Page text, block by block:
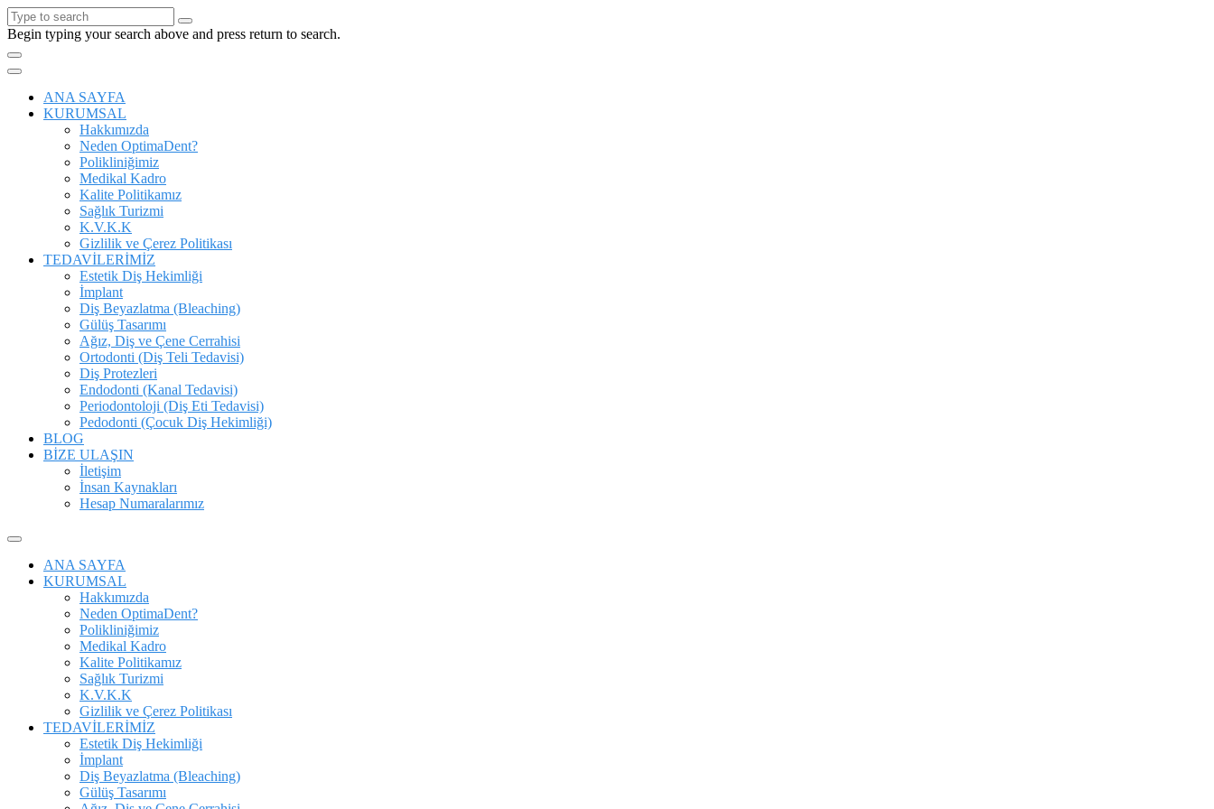
Begin typing your search above and press return to search.
ANA SAYFA
KURUMSAL
Hakkımızda
Neden OptimaDent?
Polikliniğimiz
Medikal Kadro
Kalite Politikamız
Sağlık Turizmi
K.V.K.K
Gizlilik ve Çerez Politikası
TEDAVİLERİMİZ
Estetik Diş Hekimliği
İmplant
Diş Beyazlatma (Bleaching)
Gülüş Tasarımı
Ağız, Diş ve Çene Cerrahisi
Ortodonti (Diş Teli Tedavisi)
Diş Protezleri
Endodonti (Kanal Tedavisi)
Periodontoloji (Diş Eti Tedavisi)
Pedodonti (Çocuk Diş Hekimliği)
BLOG
BİZE ULAŞIN
İletişim
İnsan Kaynakları
Hesap Numaralarımız
ANA SAYFA
KURUMSAL
Hakkımızda
Neden OptimaDent?
Polikliniğimiz
Medikal Kadro
Kalite Politikamız
Sağlık Turizmi
K.V.K.K
Gizlilik ve Çerez Politikası
TEDAVİLERİMİZ
Estetik Diş Hekimliği
İmplant
Diş Beyazlatma (Bleaching)
Gülüş Tasarımı